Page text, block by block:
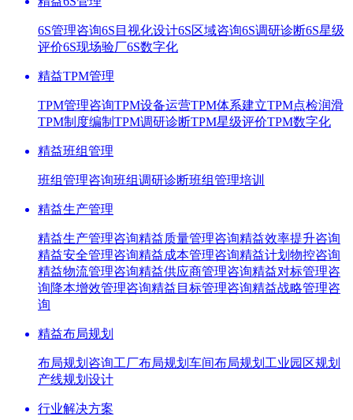
6S管理咨询6S目视化设计6S区域咨询6S调研诊断6S星级
评价6S现场验厂6S数字化
精益TPM管理
TPM管理咨询TPM设备运营TPM体系建立TPM点检润滑
TPM制度编制 TPM调研诊断TPM星级评价TPM数字化
精益班组管理
班组管理咨询班组调研诊断班组管理培训
精益生产管理
精益生产管理咨询精益质量管理咨询精益效率提升咨询
精益安全管理咨询精益成本管理咨询精益计划物控咨询
精益物流管理咨询精益供应商管理咨询精益对标管理咨
询降本增效管理咨询精益目标管理咨询精益战略管理咨
询
精益布局规划
布局规划咨询工厂布局规划 车间布局规划 工业园区规划
产线规划设计
行业解决方案